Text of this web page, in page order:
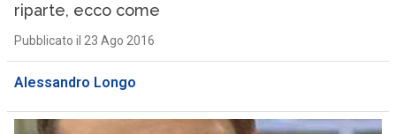
riparte, ecco come
Pubblicato il 23 Ago 2016
Alessandro Longo